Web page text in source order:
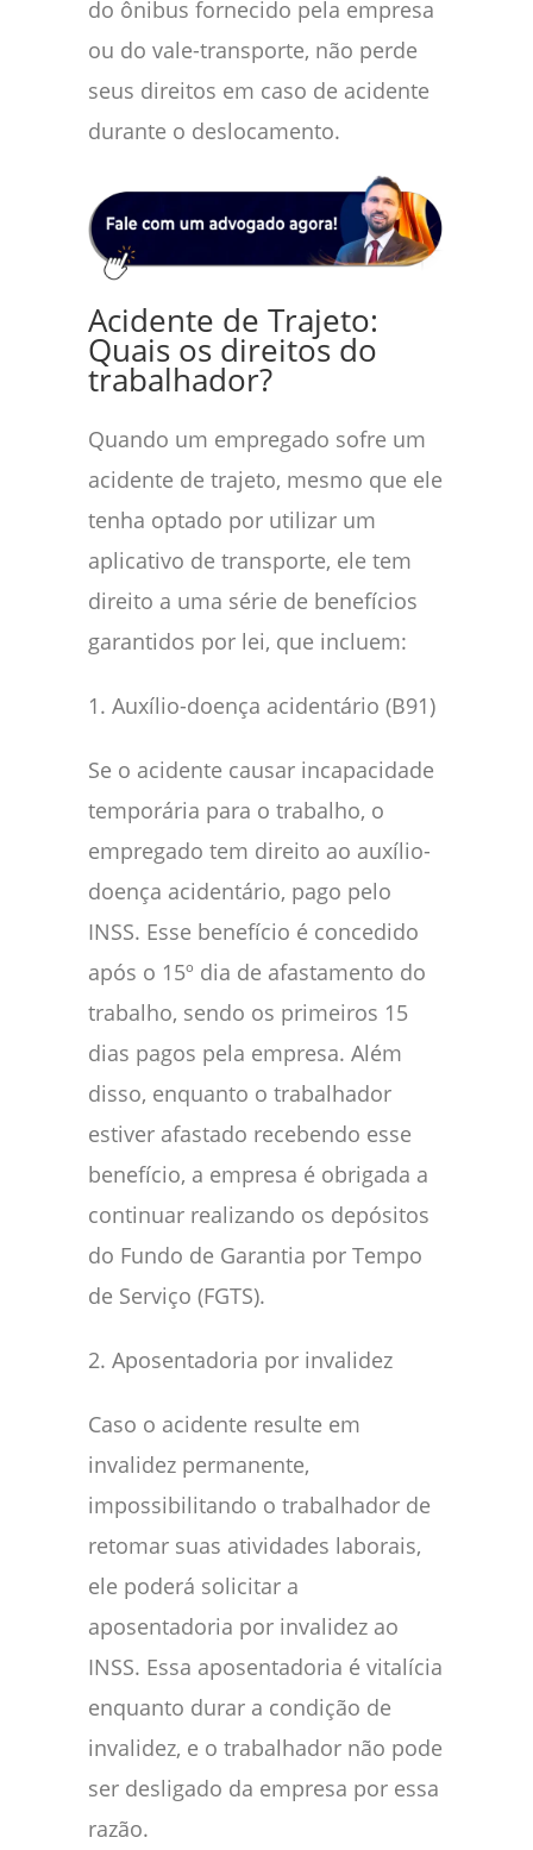
do ônibus fornecido pela empresa
ou do vale-transporte, não perde
seus direitos em caso de acidente
durante o deslocamento.
Acidente de Trajeto:
Quais os direitos do
trabalhador?
Quando um empregado sofre um
acidente de trajeto, mesmo que ele
tenha optado por utilizar um
aplicativo de transporte, ele tem
direito a uma série de benefícios
garantidos por lei, que incluem:
1. Auxílio-doença acidentário (B91)
Se o acidente causar incapacidade
temporária para o trabalho, o
empregado tem direito ao auxílio-
doença acidentário, pago pelo
INSS. Esse benefício é concedido
após o 15º dia de afastamento do
trabalho, sendo os primeiros 15
dias pagos pela empresa. Além
disso, enquanto o trabalhador
estiver afastado recebendo esse
benefício, a empresa é obrigada a
continuar realizando os depósitos
do Fundo de Garantia por Tempo
de Serviço (FGTS).
2. Aposentadoria por invalidez
Caso o acidente resulte em
invalidez permanente,
impossibilitando o trabalhador de
retomar suas atividades laborais,
ele poderá solicitar a
aposentadoria por invalidez ao
INSS. Essa aposentadoria é vitalícia
enquanto durar a condição de
invalidez, e o trabalhador não pode
ser desligado da empresa por essa
razão.